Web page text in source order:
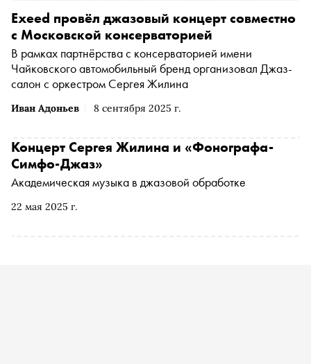
Иван Адоньев 8 сентября 2025 г.
Exeed провёл джазовый концерт совместно
с Московской консерваторией
В рамках партнёрства с консерваторией имени
Чайковского автомобильный бренд организовал Джаз-
салон с оркестром Сергея Жилина
22 мая 2025 г.
Концерт Сергея Жилина и «Фонографа-
Симфо-Джаз»
Академическая музыка в джазовой обработке